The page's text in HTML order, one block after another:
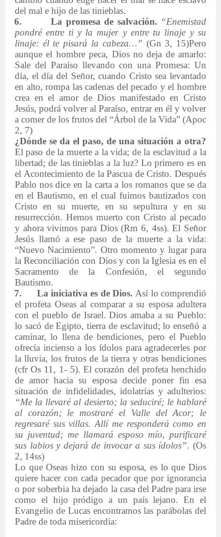
del mal e hijo de las tinieblas.
6.
La promesa de salvación. “Enemistad
pondré entre ti y la mujer y entre tu linaje y su
linaje: él te pisará la cabeza…” (Gn 3, 15)Pero
aunque el hombre peca, Dios no deja de amarlo:
Sale del Paraíso llevando con una Promesa: Un
día, el día del Señor, cuando Cristo sea levantado
en alto, rompa las cadenas del pecado y el hombre
crea en el amor de Dios manifestado en Cristo
Jesús, podrá volver al Paraíso, entrar en él y volver
a comer de los frutos del “Árbol de la Vida” (Apoc
2, 7)
¿Dónde se da el paso, de una situación a otra?
El paso de la muerte a la vida; de la esclavitud a la
libertad; de las tinieblas a la luz? Lo primero es en
el Acontecimiento de la Pascua de Cristo. Después
Pablo nos dice en la carta a los romanos que se da
en el Bautismo, en el cual fuimos bautizados con
Cristo en su muerte, en su sepultura y en su
resurrección. Hemos muerto con Cristo al pecado
y ahora vivimos para Dios (Rm 6, 4ss). El Señor
Jesús llamó a ese paso de la muerte a la vida:
“Nuevo Nacimiento”. Otro momento y lugar para
la Reconciliación con Dios y con la Iglesia es en el
Sacramento de la Confesión, el segundo
Bautismo.
7.
La iniciativa es de Dios. Así lo comprendió
el profeta Oseas al comparar a su esposa adultera
con el pueblo de Israel. Dios amaba a su Pueblo:
lo sacó de Egipto, tierra de esclavitud; lo enseñó a
caminar, lo llena de bendiciones, pero el Pueblo
ofrecía incienso a los ídolos para agradecerles por
la lluvia, los frutos de la tierra y otras bendiciones
(cfr Os 11, 1- 5). El corazón del profeta henchido
de amor hacia su esposa decide poner fin esa
situación de infidelidades, idolatrías y adulterios:
“Me la llevaré al desierto; la seduciré; le hablaré
al corazón; le mostraré el Valle del Acor; le
regresaré sus villas. Allí me responderá como en
su juventud; me llamará esposo mío, purificaré
sus labios y dejará de invocar a sus ídolos”.(Os
2, 14ss)
Lo que Oseas hizo con su esposa, es lo que Dios
quiere hacer con cada pecador que por ignorancia
o por soberbia ha dejado la casa del Padre para irse
como el hijo pródigo a un país lejano. En el
Evangelio de Lucas encontramos las parábolas del
Padre de toda misericordia: